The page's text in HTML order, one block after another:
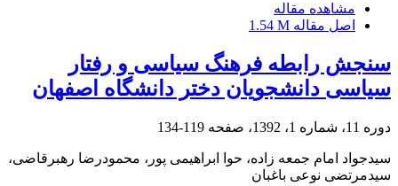
مشاهده مقاله
اصل مقاله 1.54 M
سنجش رابطه فرهنگ سیاسی و رفتار
سیاسی دانشجویان دختر دانشگاه اصفهان
دوره 11، شماره 1، 1392، صفحه 119-134
سیدجواد امام جمعه زاده، حوا ابراهیمی پور، محمودرضا رهبرقاضی،
سیدمرتضی نوعی باغبان